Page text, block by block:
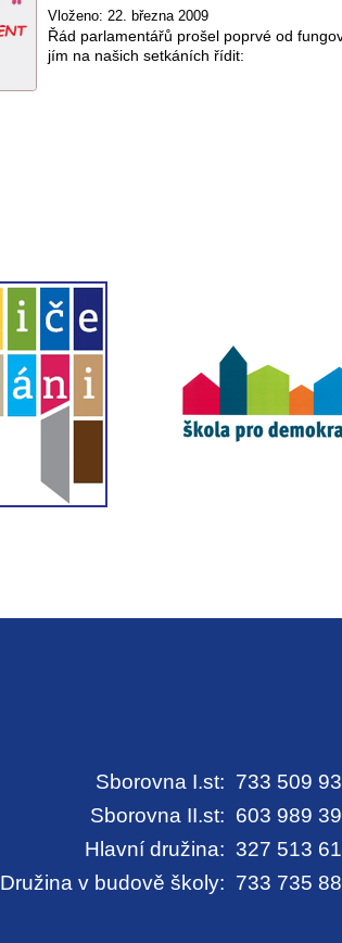
Vloženo: 22. března 2009
Řád parlamentářů prošel poprvé od
jím na našich setkáních řídit:
Sborovna I.st: 733 509
Sborovna II.st: 603 989
Hlavní družina: 327 513
Družina v budově školy: 733 735